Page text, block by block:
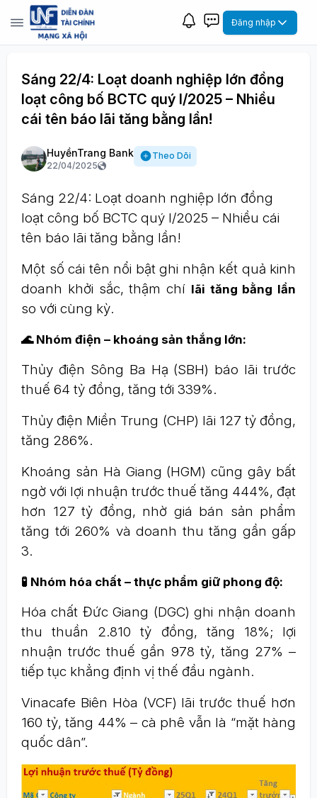
Đăng nhập
Sáng 22/4: Loạt doanh nghiệp lớn đồng
loạt công bố BCTC quý I/2025 – Nhiều
cái tên báo lãi tăng bằng lần!
HuyềnTrang Bank
22/04/2025
Theo Dõi
Sáng 22/4: Loạt doanh nghiệp lớn đồng
loạt công bố BCTC quý I/2025 – Nhiều cái
tên báo lãi tăng bằng lần!
Một số cái tên nổi bật ghi nhận kết quả kinh
doanh khởi sắc, thậm chí lãi tăng bằng lần
so với cùng kỳ.
🌊 Nhóm điện – khoáng sản thắng lớn:
Thủy điện Sông Ba Hạ (SBH) báo lãi trước
thuế 64 tỷ đồng, tăng tới 339%.
Thủy điện Miền Trung (CHP) lãi 127 tỷ đồng,
tăng 286%.
Khoáng sản Hà Giang (HGM) cũng gây bất
ngờ với lợi nhuận trước thuế tăng 444%, đạt
hơn 127 tỷ đồng, nhờ giá bán sản phẩm
tăng tới 260% và doanh thu tăng gần gấp
3.
🧪 Nhóm hóa chất – thực phẩm giữ phong độ:
Hóa chất Đức Giang (DGC) ghi nhận doanh
thu thuần 2.810 tỷ đồng, tăng 18%; lợi
nhuận trước thuế gần 978 tỷ, tăng 27% –
tiếp tục khẳng định vị thế đầu ngành.
Vinacafe Biên Hòa (VCF) lãi trước thuế hơn
160 tỷ, tăng 44% – cà phê vẫn là “mặt hàng
quốc dân”.